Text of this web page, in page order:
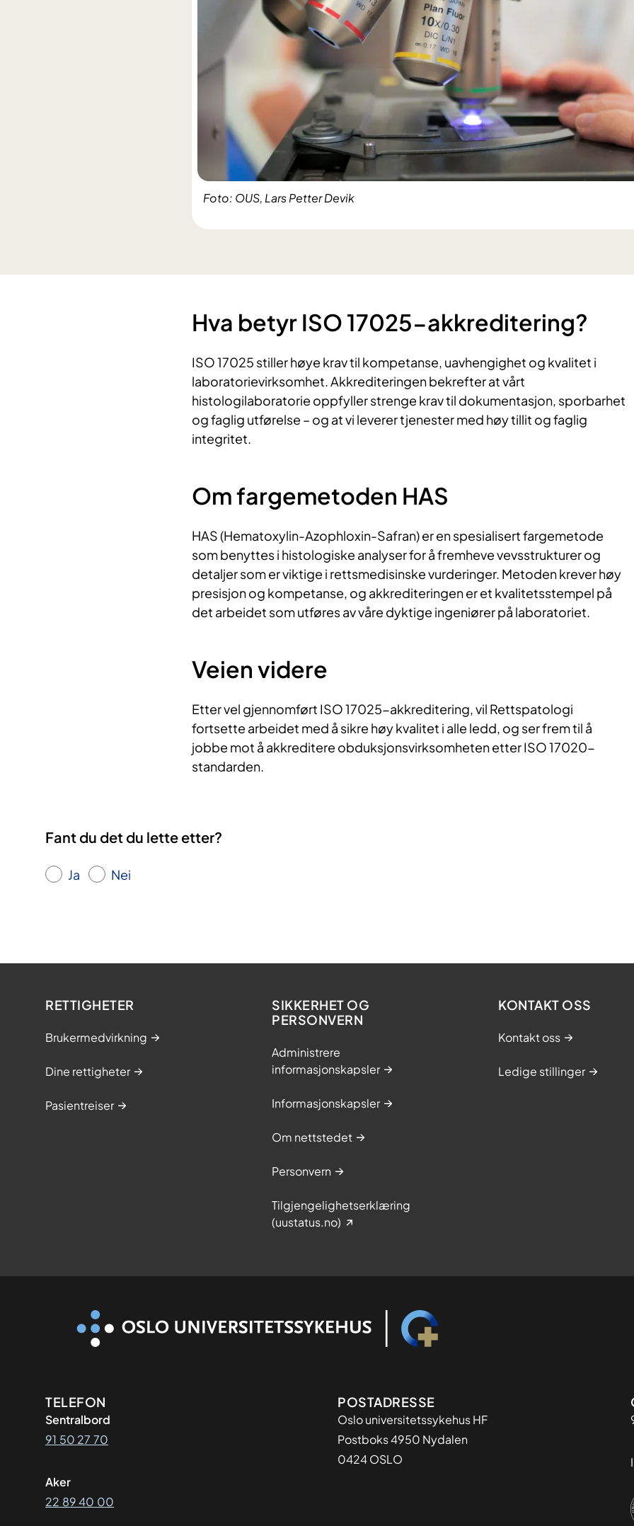
Foto: OUS, Lars Petter Devik
Hva betyr ISO 17025-akkreditering?
ISO 17025 stiller høye krav til kompetanse, uavhengighet og kvalitet i
laboratorievirksomhet. Akkrediteringen bekrefter at vårt
histologilaboratorie oppfyller strenge krav til dokumentasjon, sporbarhet
og faglig utførelse – og at vi leverer tjenester med høy tillit og faglig
integritet.
Om fargemetoden HAS
HAS (Hematoxylin-Azophloxin-Safran) er en spesialisert fargemetode
som benyttes i histologiske analyser for å fremheve vevsstrukturer og
detaljer som er viktige i rettsmedisinske vurderinger. Metoden krever høy
presisjon og kompetanse, og akkrediteringen er et kvalitetsstempel på
det arbeidet som utføres av våre dyktige ingeniører på laboratoriet.
Veien videre
Etter vel gjennomført ISO 17025-akkreditering, vil Rettspatologi
fortsette arbeidet med å sikre høy kvalitet i alle ledd, og ser frem til å
jobbe mot å akkreditere obduksjonsvirksomheten etter ISO 17020-
standarden.
Fant du det du lette etter?
Ja Nei
RETTIGHETER
Brukermedvirkning
Dine rettigheter
Pasientreiser
SIKKERHET OG
PERSONVERN
Administrere
informasjonskapsler
Informasjonskapsler
Om nettstedet
Personvern
Tilgjengelighetserklæring
(uustatus.no)
KONTAKT OSS
Kontakt oss
Ledige stillinger
Kontaktinformasjon
TELEFON
Sentralbord
91 50 27 70
Aker
22 89 40 00
Adresse
POSTADRESSE
Oslo universitetssykehus HF
Postboks 4950 Nydalen
0424 OSLO